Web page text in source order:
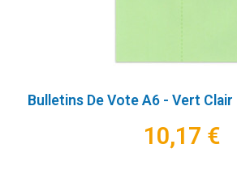
Bulletins De Vote A6 - Vert
10,17 €